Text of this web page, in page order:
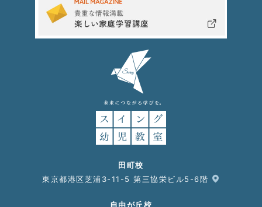
田町校
東京都港区芝浦3-11-5 第三協栄ビル5-6階
自由が丘校